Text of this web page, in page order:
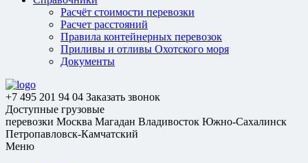
Расчёт стоимости перевозки
Расчет расстояний
Правила контейнерных перевозок
Приливы и отливы Охотского моря
Документы
+7 495 201 94 04 Заказать звонок
Доступные грузовые
перевозки Москва Магадан Владивосток Южно-Сахалинск
Петропавловск-Камчатский
Меню